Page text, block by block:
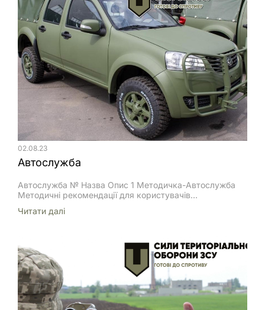
02.08.23
Автослужба
Автослужба № Назва Опис 1 Методичка-Автослужба
Методичні рекомендації для користувачів
покрокові інструкції для виконання основних процесів,
на доукомплектування автомобільною технікою для
окремого батальйону Інструкція описує поетапний
процес подачі заявки на доукомплектування
автомобільною технікою для окремого […]
Читати далi